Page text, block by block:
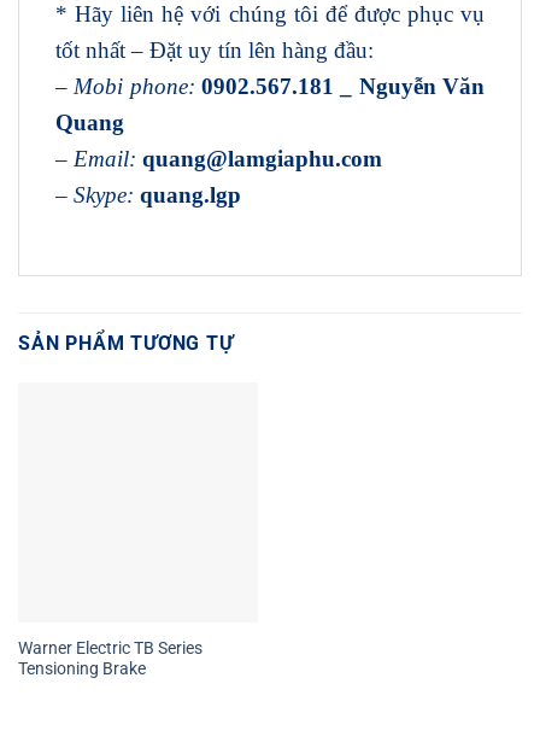
* Hãy liên hệ với chúng tôi để được phục vụ
tốt nhất – Đặt uy tín lên hàng đầu:
–Mobi phone: 0902.567.181 _ Nguyễn Văn
Quang
– Email: quang@lamgiaphu.com
– Skype: quang.lgp
SẢN PHẨM TƯƠNG TỰ
Warner Electric TB Series
Tensioning Brake